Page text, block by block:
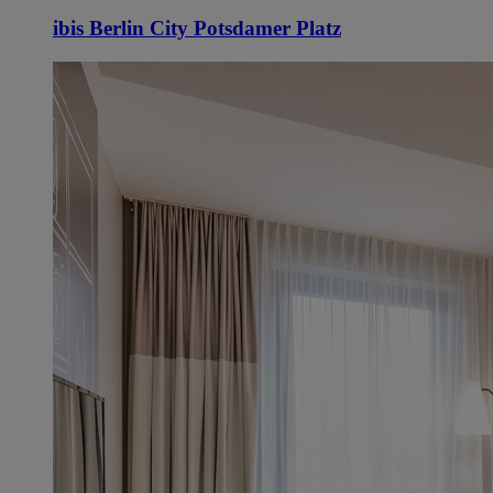
ibis Berlin City Potsdamer Platz